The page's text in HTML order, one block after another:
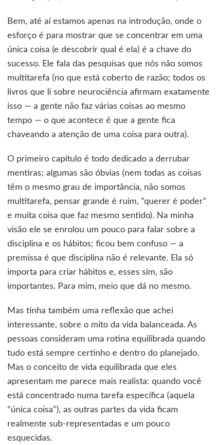
Bem, até aí estamos apenas na introdução, onde o
esforço é para mostrar que se concentrar em uma
única coisa (e descobrir qual é ela) é a chave do
sucesso. Ele fala das pesquisas que nós não somos
multitarefa (no que está coberto de razão; todos os
livros que li sobre neurociência afirmam exatamente
isso — a gente não faz várias coisas ao mesmo
tempo — o que acontece é que a gente fica
chaveando a atenção de uma coisa para outra).
O primeiro capítulo é todo dedicado a derrubar
mentiras; algumas são óbvias (nem todas as coisas
têm o mesmo grau de importância, não somos
multitarefa, pensar grande é ruim, “querer é poder”
e muita coisa que faz mesmo sentido). Na minha
visão ele se enrolou um pouco para falar sobre a
disciplina e os hábitos; ficou bem confuso — a
premissa é que disciplina não é relevante. Ela só
importa para criar hábitos e, esses sim, são
importantes. Para mim, meio que dá no mesmo.
Mas tinha também uma reflexão que achei
interessante, sobre o mito da vida balanceada. As
pessoas consideram uma rotina equilibrada quando
tudo está sempre certinho e dentro do planejado.
Mas o conceito de vida equilibrada que eles
apresentam me parece mais realista: quando você
está concentrado numa tarefa específica (aquela
“única coisa”), as outras partes da vida ficam
realmente sub-representadas e um pouco
esquecidas.